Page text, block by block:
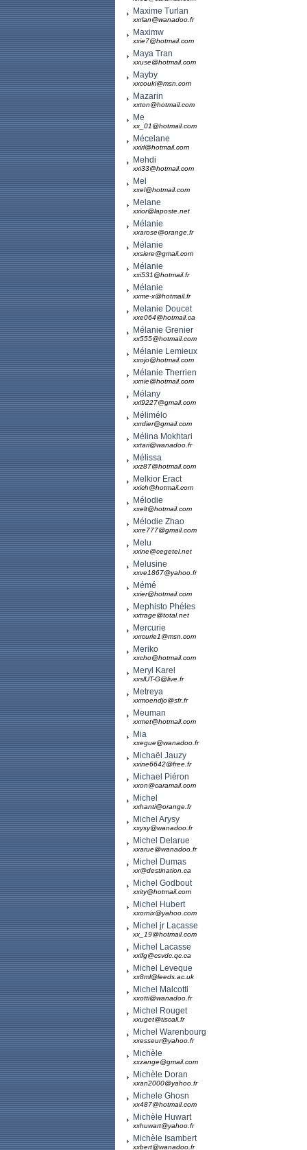
Maxime Turlan
xxrlan@wanadoo.fr
Maximw
xxie7@hotmail.com
Maya Tran
xxuse@hotmail.com
Mayby
xxcouki@msn.com
Mazarin
xxton@hotmail.com
Me
xx_01@hotmail.com
Mécelane
xxirl@hotmail.com
Mehdi
xxi33@hotmail.com
Mel
xxel@hotmail.com
Melane
xxior@laposte.net
Mélanie
xxarose@orange.fr
Mélanie
xxsiere@gmail.com
Mélanie
xxi531@hotmail.fr
Mélanie
xxme-x@hotmail.fr
Melanie Doucet
xxe064@hotmail.ca
Mélanie Grenier
xx555@hotmail.com
Mélanie Lemieux
xxojo@hotmail.com
Mélanie Therrien
xxnie@hotmail.com
Mélany
xxl9227@gmail.com
Mélimélo
xxrdier@gmail.com
Mélina Mokhtari
xxtari@wanadoo.fr
Mélissa
xxz87@hotmail.com
Melkior Eract
xxich@hotmail.com
Mélodie
xxelt@hotmail.com
Mélodie Zhao
xxre777@gmail.com
Melu
xxine@cegetel.net
Melusine
xxve1867@yahoo.fr
Mémé
xxier@hotmail.com
Mephisto Phéles
xxtrage@total.net
Mercurie
xxrcurie1@msn.com
Meriko
xxcho@hotmail.com
Meryl Karel
xxslUT-G@live.fr
Metreya
xxmoendjo@sfr.fr
Meuman
xxmet@hotmail.com
Mia
xxegue@wanadoo.fr
Michaël Jauzy
xxine6642@free.fr
Michael Piéron
xxon@caramail.com
Michel
xxhanti@orange.fr
Michel Arysy
xxysy@wanadoo.fr
Michel Delarue
xxarue@wanadoo.fr
Michel Dumas
xx@destination.ca
Michel Godbout
xxity@hotmail.com
Michel Hubert
xxornix@yahoo.com
Michel jr Lacasse
xx_19@hotmail.com
Michel Lacasse
xxifg@csvdc.qc.ca
Michel Leveque
xx8ml@leeds.ac.uk
Michel Malcotti
xxotti@wanadoo.fr
Michel Rouget
xxuget@tiscali.fr
Michel Warenbourg
xxesseur@yahoo.fr
Michèle
xxzange@gmail.com
Michèle Doran
xxan2000@yahoo.fr
Michele Ghosn
xx487@hotmail.com
Michèle Huwart
xxhuwart@yahoo.fr
Michèle Isambert
xxbert@wanadoo.fr